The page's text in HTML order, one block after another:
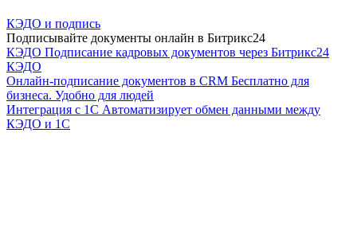
КЭДО и подпись
Подписывайте документы онлайн в Битрикс24
КЭДО Подписание кадровых документов через Битрикс24
КЭДО
Онлайн-подписание документов в CRM Бесплатно для
бизнеса. Удобно для людей
Интеграция с 1С Автоматизирует обмен данными между
КЭДО и 1С